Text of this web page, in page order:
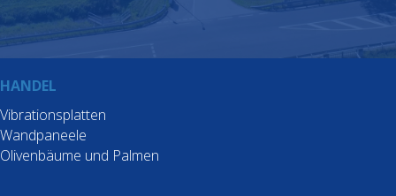
HANDEL
Vibrationsplatten
Wandpaneele
Olivenbäume und Palmen